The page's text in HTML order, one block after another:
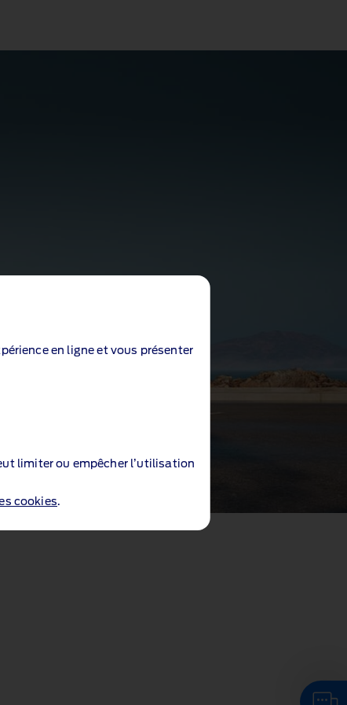
en ligne et vous présenter
limiter ou empêcher l’utilisation
cookies.